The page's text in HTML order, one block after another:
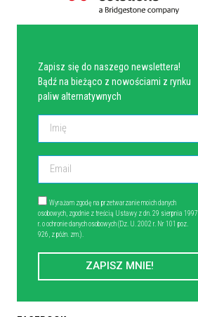
Zapisz się do naszego newslettera!
Bądź na bieżąco z nowościami z rynku
paliw alternatywnych
Wyrażam zgodę na przetwarzanie moich danych
osobowych, zgodnie z treścią Ustawy z dn. 29 sierpnia 1997
r. o ochronie danych osobowych (Dz. U. 2002 r. Nr 101 poz.
926, z późn. zm.).
ZAPISZ MNIE!